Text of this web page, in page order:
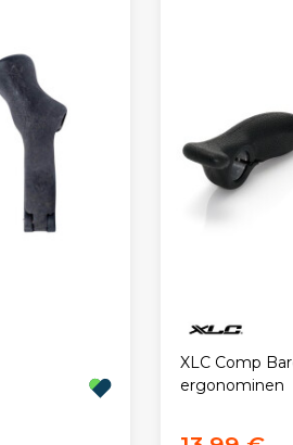
XLC Comp
ergonominen